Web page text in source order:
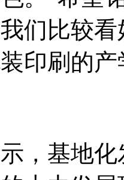
们比较
印刷的
基地化